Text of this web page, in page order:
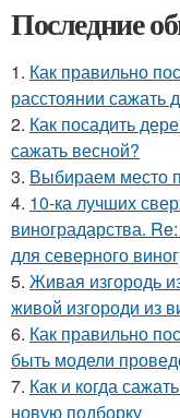
Последние
1. Как правильно
расстоянии сажать
2. Как посадить
сажать весной?
3. Выбираем место
4. 10-ка лучших
виноградарства.
для северного
5. Живая изгородь
живой изгороди из
6. Как правильно
быть модели
7. Как и когда
новую подборку